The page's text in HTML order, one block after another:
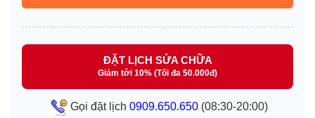
ĐẶT LỊCH SỬA CHỮA
Giảm tới 10% (Tối đa 50.000đ)
Gọi đặt lịch 0909.650.650(08:30-20:00)